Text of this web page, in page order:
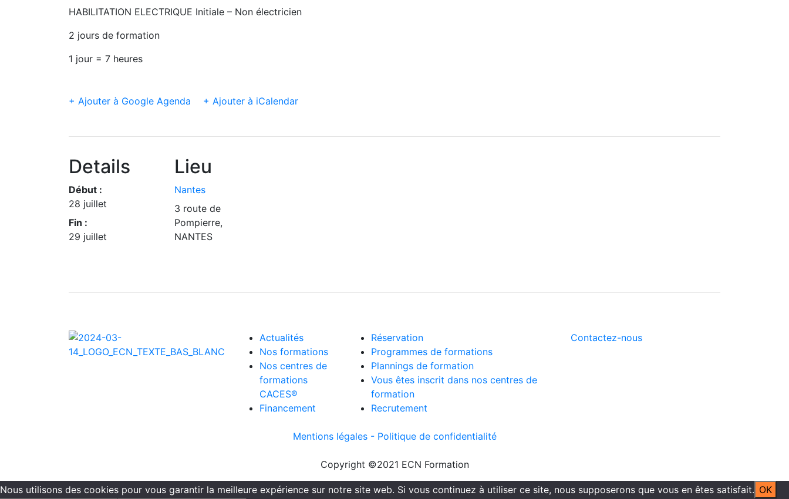
HABILITATION ELECTRIQUE Initiale – Non électricien
2 jours de formation
1 jour = 7 heures
+ Ajouter à Google Agenda + Ajouter à iCalendar
Details
Début :
28 juillet
Fin :
29 juillet
Lieu
Nantes
3 route de
Pompierre,
NANTES
Actualités
Nos formations
Nos centres de
formations
CACES®
Financement
Réservation
Programmes de formations
Plannings de formation
Vous êtes inscrit dans nos centres de
formation
Recrutement
Contactez-nous
Mentions légales - Politique de confidentialité
Copyright ©2021 ECN Formation
Nous utilisons des cookies pour vous garantir la meilleure expérience sur notre site web. Si vous continuez à utiliser ce site, nous supposerons que vous en êtes satisfait. OK